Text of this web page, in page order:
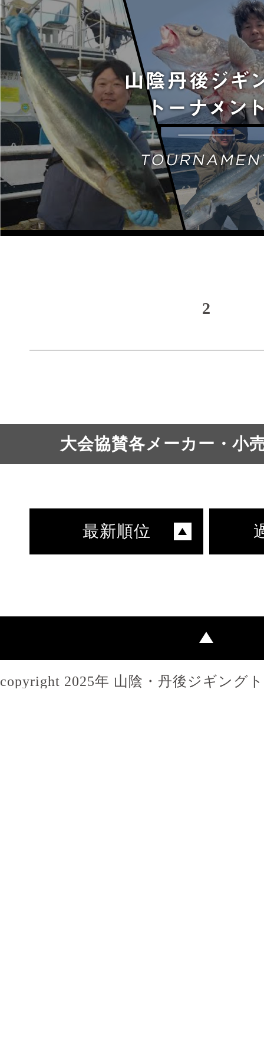
2
大会協賛各メーカー・小
最新順位
copyright 2025年 山陰・丹後ジギング